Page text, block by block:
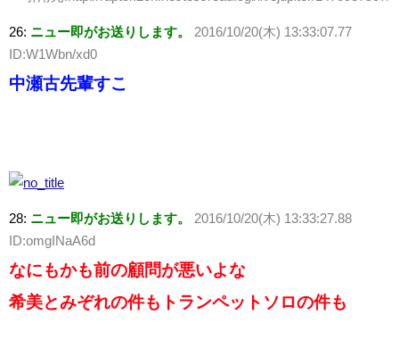
26: ニュー即がお送りします。
2016/10/20(木) 13:33:07.77
ID:W1Wbn/xd0
中瀬古先輩すこ
28: ニュー即がお送りします。
2016/10/20(木) 13:33:27.88
ID:omgINaA6d
なにもかも前の顧問が悪いよな
希美とみぞれの件もトランペットソロの件も